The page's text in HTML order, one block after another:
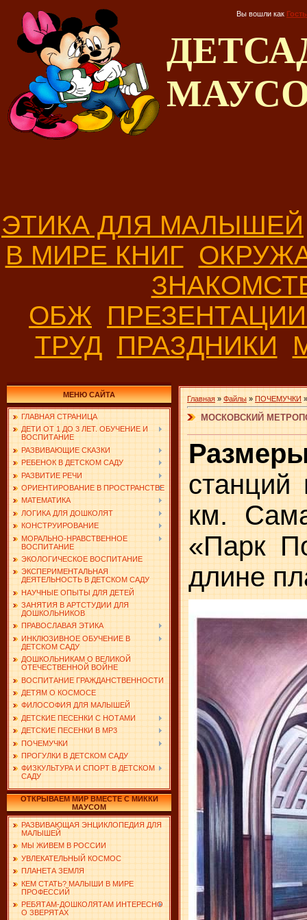
Вы вошли как Гость
ЭТИКА ДЛЯ МАЛЫШЕЙ
В МИРЕ КНИГ
ОБЖ
ТРУД ПРАЗДНИКИ
МЕНЮ САЙТА
ГЛАВНАЯ СТРАНИЦА
ДЕТИ ОТ 1 ДО 3 ЛЕТ. ОБУЧЕНИЕ И
ВОСПИТАНИЕ
РАЗВИВАЮЩИЕ СКАЗКИ
РЕБЕНОК В ДЕТСКОМ САДУ
РАЗВИТИЕ РЕЧИ
ОРИЕНТИРОВАНИЕ В ПРОСТРАНСТВЕ
МАТЕМАТИКА
ЛОГИКА ДЛЯ ДОШКОЛЯТ
КОНСТРУИРОВАНИЕ
МОРАЛЬНО-НРАВСТВЕННОЕ
ВОСПИТАНИЕ
ЭКОЛОГИЧЕСКОЕ ВОСПИТАНИЕ
ЭКСПЕРИМЕНТАЛЬНАЯ
ДЕЯТЕЛЬНОСТЬ В ДЕТСКОМ САДУ
НАУЧНЫЕ ОПЫТЫ ДЛЯ ДЕТЕЙ
ЗАНЯТИЯ В АРТСТУДИИ ДЛЯ
ДОШКОЛЬНИКОВ
ПРАВОСЛАВАЯ ЭТИКА
ИНКЛЮЗИВНОЕ ОБУЧЕНИЕ В
ДЕТСКОМ САДУ
ДОШКОЛЬНИКАМ О ВЕЛИКОЙ
ОТЕЧЕСТВЕННОЙ ВОЙНЕ
ВОСПИТАНИЕ ГРАЖДАНСТВЕННОСТИ
ДЕТЯМ О КОСМОСЕ
ФИЛОСОФИЯ ДЛЯ МАЛЫШЕЙ
ДЕТСКИЕ ПЕСЕНКИ С НОТАМИ
ДЕТСКИЕ ПЕСЕНКИ В MP3
ПОЧЕМУЧКИ
ПРОГУЛКИ В ДЕТСКОМ САДУ
ФИЗКУЛЬТУРА И СПОРТ В ДЕТСКОМ
САДУ
ОТКРЫВАЕМ МИР ВМЕСТЕ С МИККИ
МАУСОМ
РАЗВИВАЮЩАЯ ЭНЦИКЛОПЕДИЯ ДЛЯ
МАЛЫШЕЙ
МЫ ЖИВЕМ В РОССИИ
УВЛЕКАТЕЛЬНЫЙ КОСМОС
ПЛАНЕТА ЗЕМЛЯ
КЕМ СТАТЬ? МАЛЫШИ В МИРЕ
ПРОФЕССИЙ
РЕБЯТАМ-ДОШКОЛЯТАМ ИНТЕРЕСНО
О ЗВЕРЯТАХ
Главная » Файлы » ПОЧЕМУЧКИ
МОСКОВСКИЙ
км.
«Парк
длине